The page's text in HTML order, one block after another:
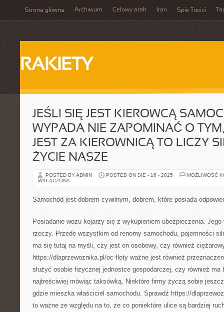
Strona główna Archiwum Celowy atak Iran Spis Treści
RAKIETY
JEŚLI SIĘ JEST KIEROWCĄ
WYPADA NIE ZAPOMINAĆ O
JEST ZA KIEROWNICĄ TO LICZY
ŻYCIE NASZE
POSTED BY ADMIN POSTED ON SIE - 16 - 2025
MOŻLIWOŚĆ
WYŁĄCZONA
Samochód jest dobrem cywilnym, dobrem, które posiada
Posiadanie wozu kojarzy się z wykupieniem ubezpieczenia.
rzeczy. Przede wszystkim od renomy samochodu, pojemności
ma się tutaj na myśli, czy jest on osobowy, czy również
https://dlaprzewoznika.pl/oc-floty ważne jest również
służyć osobie fizycznej jednostce gospodarczej, czy również ma
najtreściwiej mówiąc taksówką. Niektóre firmy życzą sobie
gdzie mieszka właściciel samochodu. Sprawdź https://
to ważne ze względu na to, że co poniektóre ulice są bardziej